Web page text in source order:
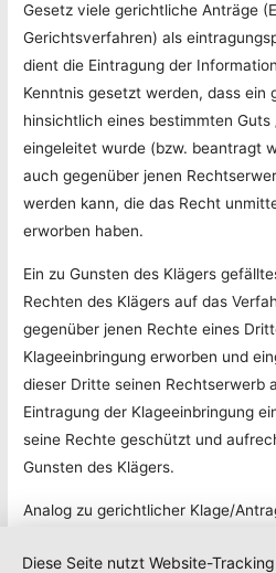
Gesetz viele gerichtliche Anträge
Gerichtsverfahren) als
dient die Eintragung der
Kenntnis gesetzt werden, dass ein
hinsichtlich eines bestimmten
eingeleitet wurde (bzw. beantragt
auch gegenüber jenen
werden kann, die das Recht
erworben haben.
Ein zu Gunsten des Klägers
Rechten des Klägers auf das
gegenüber jenen Rechte eines
Klageeinbringung erworben und
dieser Dritte seinen Rechtserwerb
Eintragung der Klageeinbringung
seine Rechte geschützt und
Gunsten des Klägers.
Analog zu gerichtlicher Klage/
Diese Seite nutzt Website-